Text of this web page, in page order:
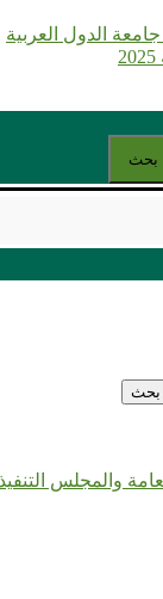
الدول العربية
بحث
بحث
والمجلس